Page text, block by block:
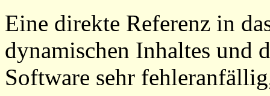
Eine direkte Referenz in
dynamischen Inhaltes und
Software sehr